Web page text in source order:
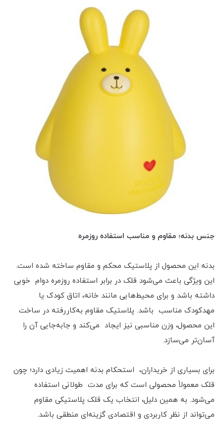
جنس بدنه؛ مقاوم و مناسب استفاده روزمره
بدنه این محصول از پلاستیک محکم و مقاوم ساخته شده است.
این ویژگی باعث می‌شود قلک در برابر استفاده روزمره دوام خوبی
داشته باشد و برای محیط‌هایی مانند خانه، اتاق کودک یا
مهدکودک مناسب باشد. پلاستیک مقاوم به‌کاررفته در ساخت
این محصول، وزن مناسبی نیز ایجاد می‌کند و جابه‌جایی آن را
آسان‌تر می‌سازد.
برای بسیاری از خریداران، استحکام بدنه اهمیت زیادی دارد؛ چون
قلک معمولاً محصولی است که برای مدت طولانی استفاده
می‌شود. به همین دلیل، انتخاب یک قلک پلاستیکی مقاوم
می‌تواند از نظر کاربردی و اقتصادی گزینه‌ای منطقی باشد.